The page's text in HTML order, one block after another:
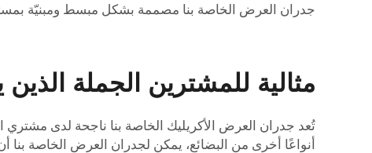
جدران العرض الخاصة بنا مصممة بشكل مبسط ومبنيّة
مثالية للمشترين الجملة
تُعد جدران العرض الأكريليك الخاصة بنا ناجحة لدى
أنواعًا أخرى من البضائع، يمكن لجدران العرض الخاصة بنا